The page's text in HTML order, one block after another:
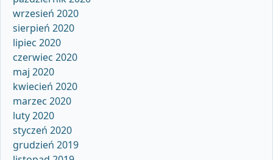
wrzesień 2020
sierpień 2020
lipiec 2020
czerwiec 2020
maj 2020
kwiecień 2020
marzec 2020
luty 2020
styczeń 2020
grudzień 2019